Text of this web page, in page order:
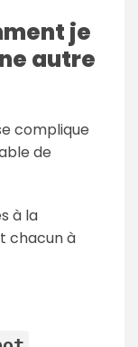
je
autre
complique
de
à la
chacun à